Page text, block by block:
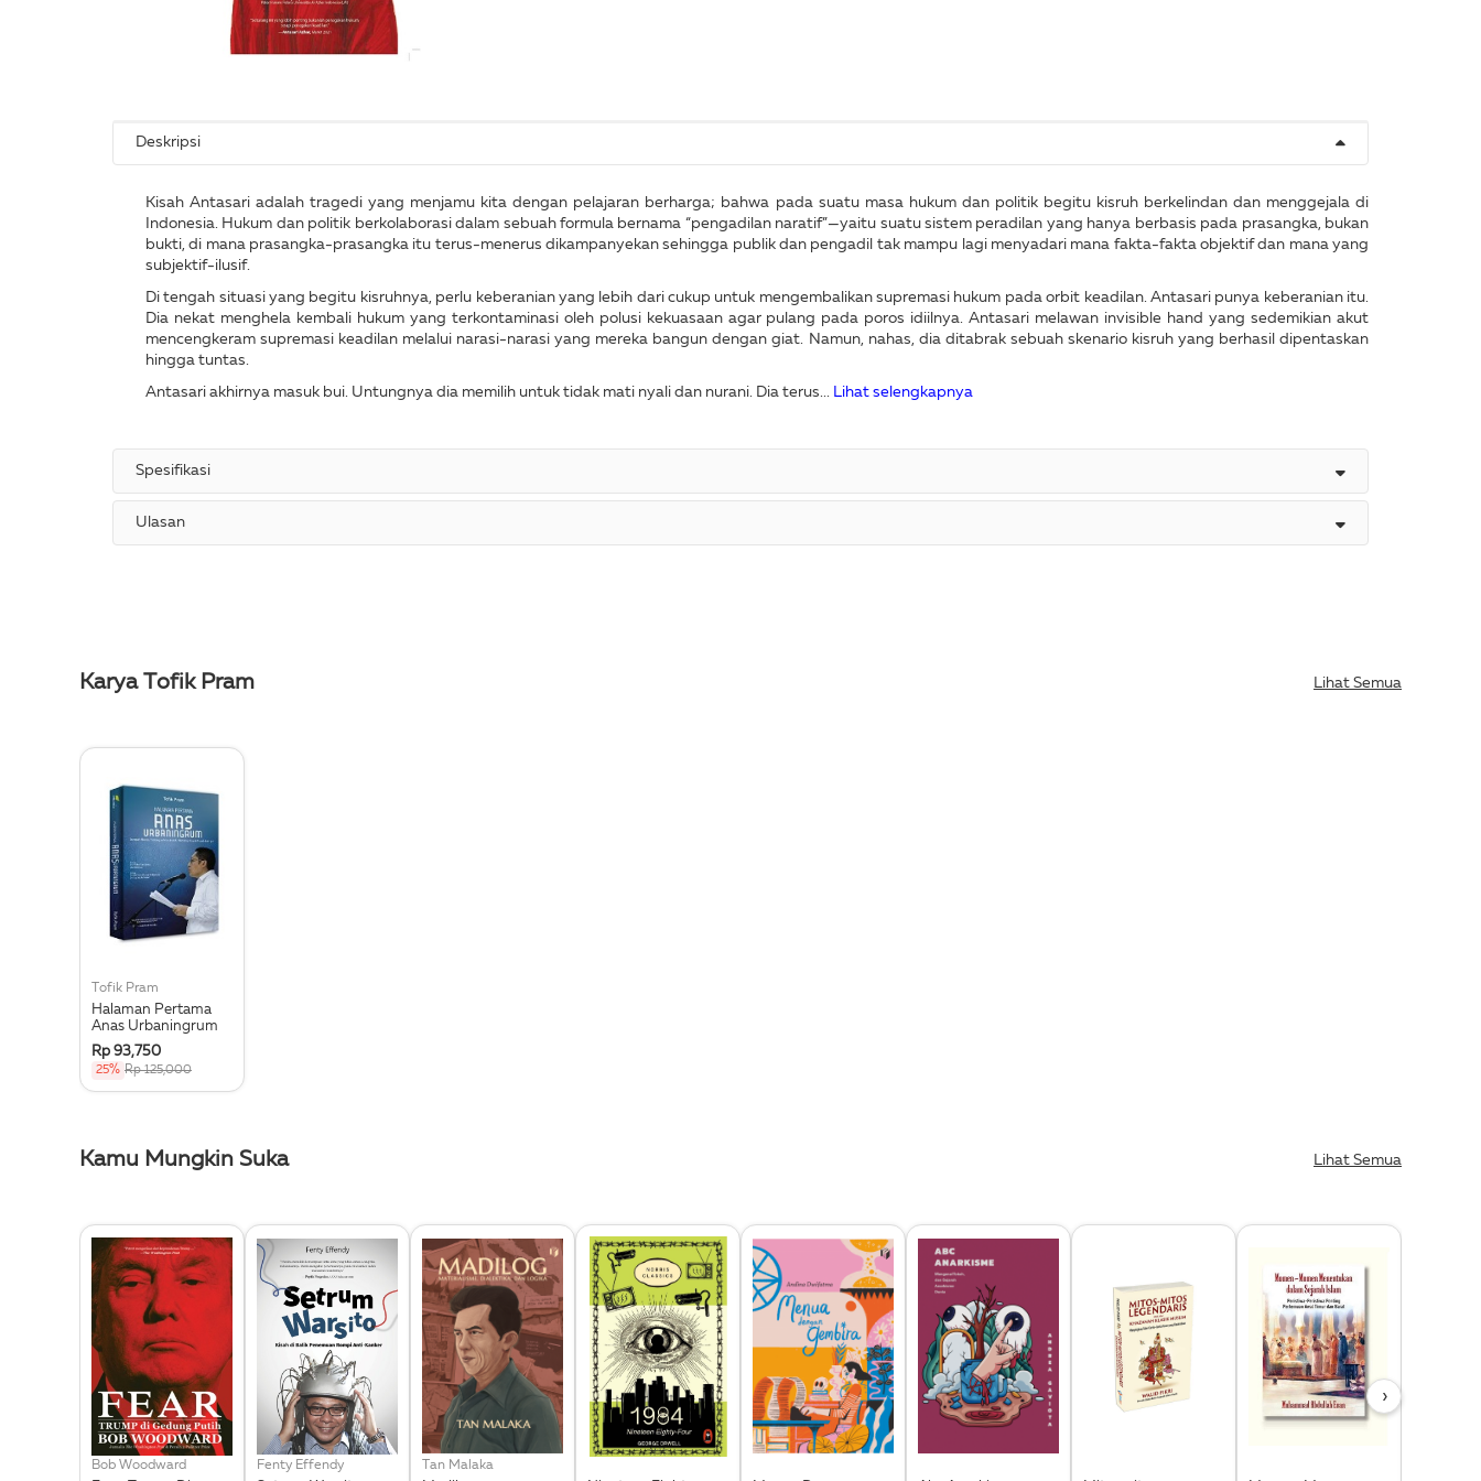
Deskripsi
Kisah Antasari adalah tragedi yang menjamu kita dengan pelajaran berharga; bahwa pada suatu masa hukum dan politik begitu kisruh berkelindan dan menggejala di
Indonesia. Hukum dan politik berkolaborasi dalam sebuah formula bernama “pengadilan naratif”—yaitu suatu sistem peradilan yang hanya berbasis pada prasangka, bukan
bukti, di mana prasangka-prasangka itu terus-menerus dikampanyekan sehingga publik dan pengadil tak mampu lagi menyadari mana fakta-fakta objektif dan mana yang
subjektif-ilusif.
Di tengah situasi yang begitu kisruhnya, perlu keberanian yang lebih dari cukup untuk mengembalikan supremasi hukum pada orbit keadilan. Antasari punya keberanian itu.
Dia nekat menghela kembali hukum yang terkontaminasi oleh polusi kekuasaan agar pulang pada poros idiilnya. Antasari melawan invisible hand yang sedemikian akut
mencengkeram supremasi keadilan melalui narasi-narasi yang mereka bangun dengan giat. Namun, nahas, dia ditabrak sebuah skenario kisruh yang berhasil dipentaskan
hingga tuntas.
Antasari akhirnya masuk bui. Untungnya dia memilih untuk tidak mati nyali dan nurani. Dia terus... Lihat selengkapnya
Spesifikasi
Ulasan
Karya Tofik Pram Lihat Semua
Tofik Pram
Halaman Pertama
Anas Urbaningrum
Rp 93,750
25% Rp 125,000
Kamu Mungkin Suka Lihat Semua
Bob Woodward Fenty Effendy Tan Malaka
›